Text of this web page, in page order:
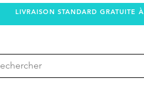
LIVRAISON STANDARD GRATUITE